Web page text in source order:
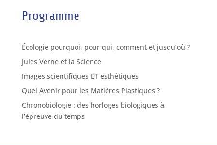
Programme
Écologie pourquoi, pour qui, comment et jusqu’où ?
Jules Verne et la Science
Images scientifiques ET esthétiques
Quel Avenir pour les Matières Plastiques ?
Chronobiologie : des horloges biologiques à
l’épreuve du temps